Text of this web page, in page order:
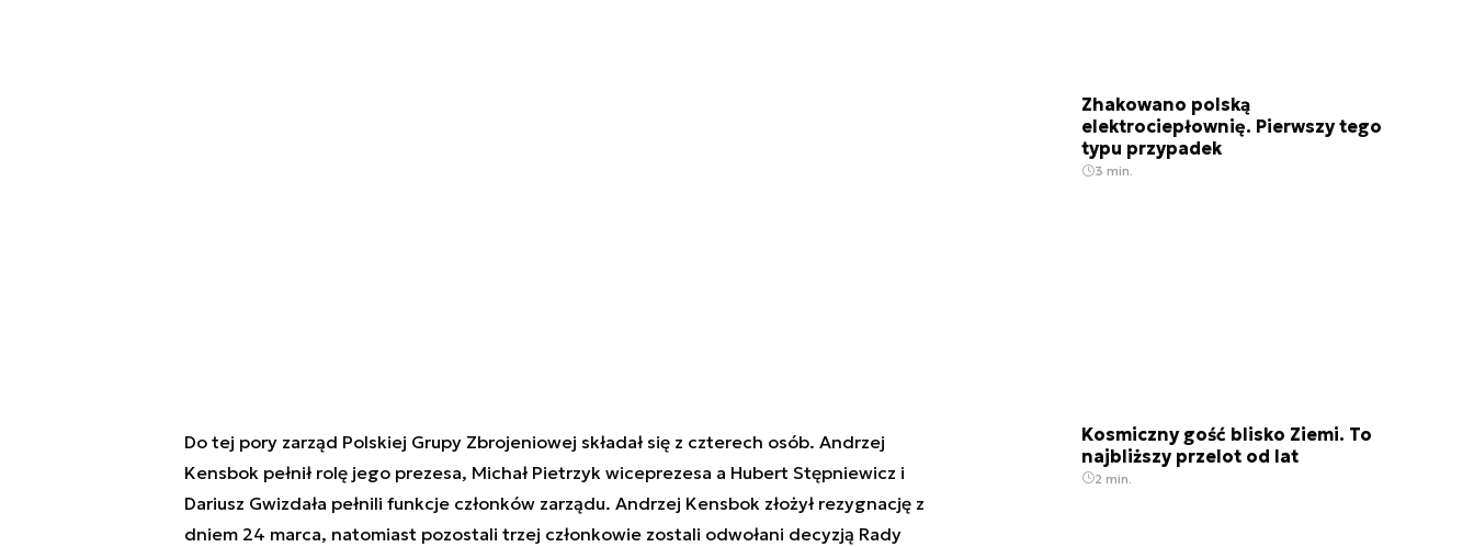
Do tej pory zarząd Polskiej Grupy Zbrojeniowej składał się z czterech osób. Andrzej
Kensbok pełnił rolę jego prezesa, Michał Pietrzyk wiceprezesa a Hubert Stępniewicz i
Dariusz Gwizdała pełnili funkcje członków zarządu. Andrzej Kensbok złożył rezygnację z
dniem 24 marca, natomiast pozostali trzej członkowie zostali odwołani decyzją Rady
Zhakowano polską
elektrociepłownię. Pierwszy tego
typu przypadek
3 min.
Kosmiczny gość blisko Ziemi. To
najbliższy przelot od lat
2 min.